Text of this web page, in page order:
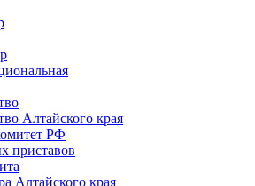
Алтайского края
РФ
приставов
Алтайского края